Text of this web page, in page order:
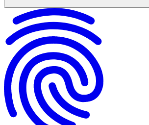
Avukatlık vekaletinin tanımı
Avukatlık vekaletinin hukuki dayanağı
Vekalet vermenin yasal önemi
Avukatlık Vekaletinin Türleri
Avukat seçimi ve dikkat edilmesi gerekenler
Hangi işlemler için vekalet gerekir?
Avukata Vekalet Verme Süreci
Vekaletnamede Bulunması Gereken Bilgiler
Özel Yetki Gerektiren Vekalet Durumları
Avukatlık Vekaletinin Geçerlilik Şartları
Yanlış ve eksik bilgi riskleri
Özel yetki maddeleri
Vekaletnamenin kapsamı ve sınırlandırılması